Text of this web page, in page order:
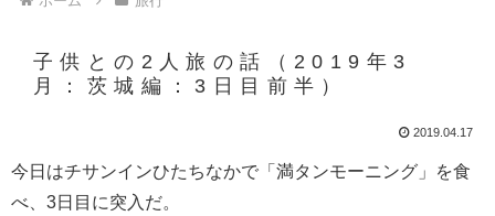
子供との2人旅の話（2019年3
月：茨城編：3日目前半）
2019.04.17
今日はチサンインひたちなかで「満タンモーニング」を食
べ、3日目に突入だ。